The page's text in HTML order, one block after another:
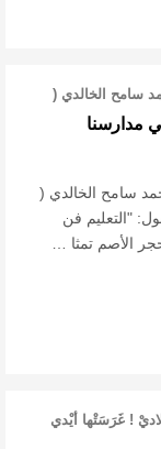
سامح الخالدي (
مدارسنا
سامح الخالدي (
"التعليم فن
الأصم تمثا …
! غَرَسَتْها أيْدي